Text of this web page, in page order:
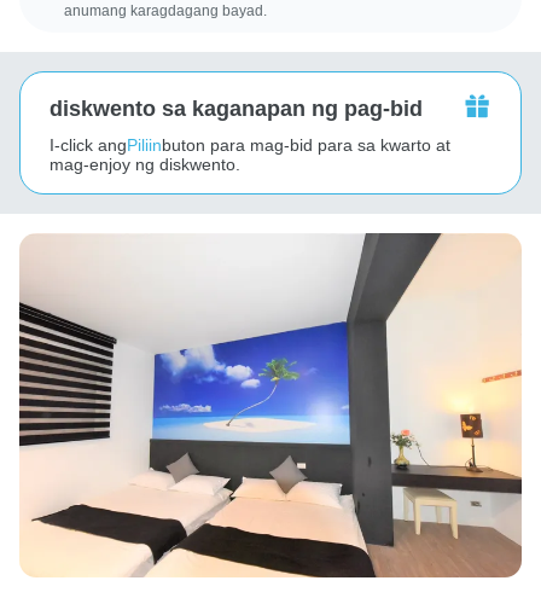
anumang karagdagang bayad.
diskwento sa kaganapan ng pag-bid
I-click angPiliinbuton para mag-bid para sa kwarto at
mag-enjoy ng diskwento.